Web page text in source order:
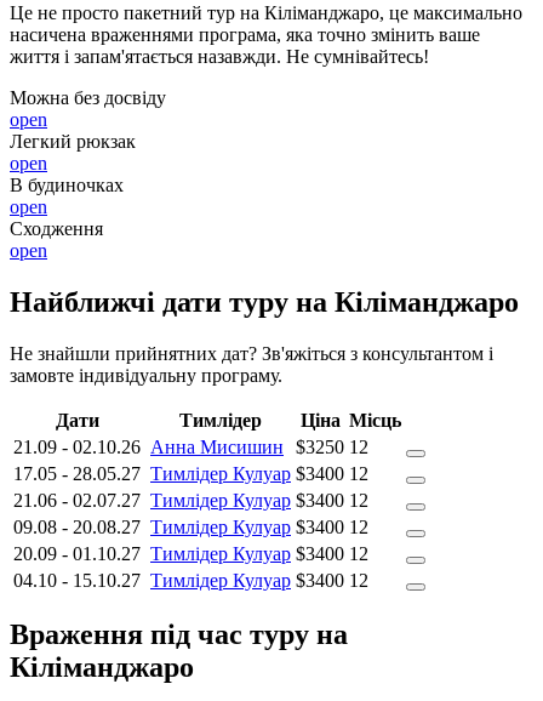
Це не просто пакетний тур на Кіліманджаро, це максимально
насичена враженнями програма, яка точно змінить ваше
життя і запам'ятається назавжди. Не сумнівайтесь!
Можна без досвіду
open
Легкий рюкзак
open
В будиночках
open
Сходження
open
Найближчі дати туру на Кіліманджаро
Не знайшли прийнятних дат? Зв'яжіться з консультантом і
замовте індивідуальну програму.
Дати Тимлідер Ціна Місць
21.09 - 02.10.26 Анна Мисишин $3250 12
17.05 - 28.05.27 Тимлідер Кулуар $3400 12
21.06 - 02.07.27 Тимлідер Кулуар $3400 12
09.08 - 20.08.27 Тимлідер Кулуар $3400 12
20.09 - 01.10.27 Тимлідер Кулуар $3400 12
04.10 - 15.10.27 Тимлідер Кулуар $3400 12
Враження під час туру на
Кіліманджаро